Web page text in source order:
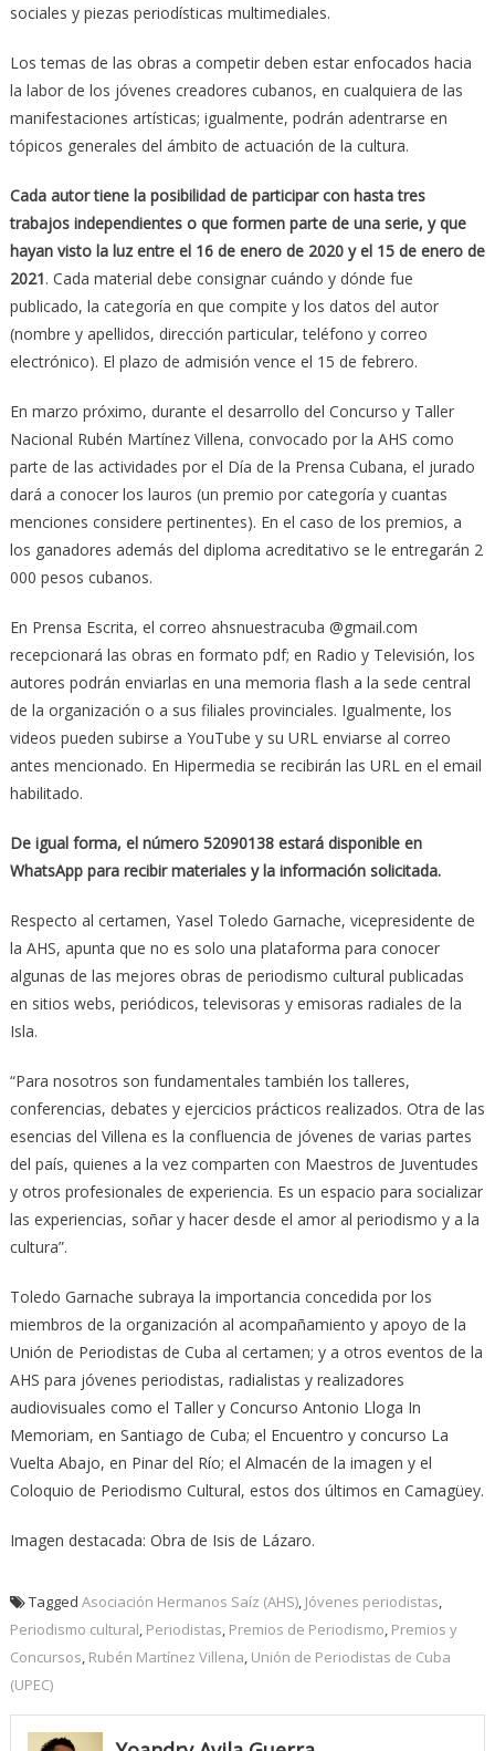
sociales y piezas periodísticas multimediales.
Los temas de las obras a competir deben estar enfocados hacia
la labor de los jóvenes creadores cubanos, en cualquiera de las
manifestaciones artísticas; igualmente, podrán adentrarse en
tópicos generales del ámbito de actuación de la cultura.
Cada autor tiene la posibilidad de participar con hasta tres
trabajos independientes o que formen parte de una serie, y que
hayan visto la luz entre el 16 de enero de 2020 y el 15 de enero de
2021. Cada material debe consignar cuándo y dónde fue
publicado, la categoría en que compite y los datos del autor
(nombre y apellidos, dirección particular, teléfono y correo
electrónico). El plazo de admisión vence el 15 de febrero.
En marzo próximo, durante el desarrollo del Concurso y Taller
Nacional Rubén Martínez Villena, convocado por la AHS como
parte de las actividades por el Día de la Prensa Cubana, el jurado
dará a conocer los lauros (un premio por categoría y cuantas
menciones considere pertinentes). En el caso de los premios, a
los ganadores además del diploma acreditativo se le entregarán 2
000 pesos cubanos.
En Prensa Escrita, el correo ahsnuestracuba @gmail.com
recepcionará las obras en formato pdf; en Radio y Televisión, los
autores podrán enviarlas en una memoria flash a la sede central
de la organización o a sus filiales provinciales. Igualmente, los
videos pueden subirse a YouTube y su URL enviarse al correo
antes mencionado. En Hipermedia se recibirán las URL en el email
habilitado.
De igual forma, el número 52090138 estará disponible en
WhatsApp para recibir materiales y la información solicitada.
Respecto al certamen, Yasel Toledo Garnache, vicepresidente de
la AHS, apunta que no es solo una plataforma para conocer
algunas de las mejores obras de periodismo cultural publicadas
en sitios webs, periódicos, televisoras y emisoras radiales de la
Isla.
“Para nosotros son fundamentales también los talleres,
conferencias, debates y ejercicios prácticos realizados. Otra de las
esencias del Villena es la confluencia de jóvenes de varias partes
del país, quienes a la vez comparten con Maestros de Juventudes
y otros profesionales de experiencia. Es un espacio para socializar
las experiencias, soñar y hacer desde el amor al periodismo y a la
cultura”.
Toledo Garnache subraya la importancia concedida por los
miembros de la organización al acompañamiento y apoyo de la
Unión de Periodistas de Cuba al certamen; y a otros eventos de la
AHS para jóvenes periodistas, radialistas y realizadores
audiovisuales como el Taller y Concurso Antonio Lloga In
Memoriam, en Santiago de Cuba; el Encuentro y concurso La
Vuelta Abajo, en Pinar del Río; el Almacén de la imagen y el
Coloquio de Periodismo Cultural, estos dos últimos en Camagüey.
Imagen destacada: Obra de Isis de Lázaro.
Tagged Asociación Hermanos Saíz (AHS), Jóvenes periodistas
Periodismo cultural Periodistas Premios de Periodismo Premios y
Concursos Rubén Martínez Villena Unión de Periodistas de Cuba
(UPEC)